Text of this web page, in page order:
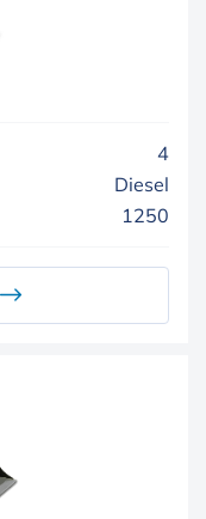
4
Diesel
1250